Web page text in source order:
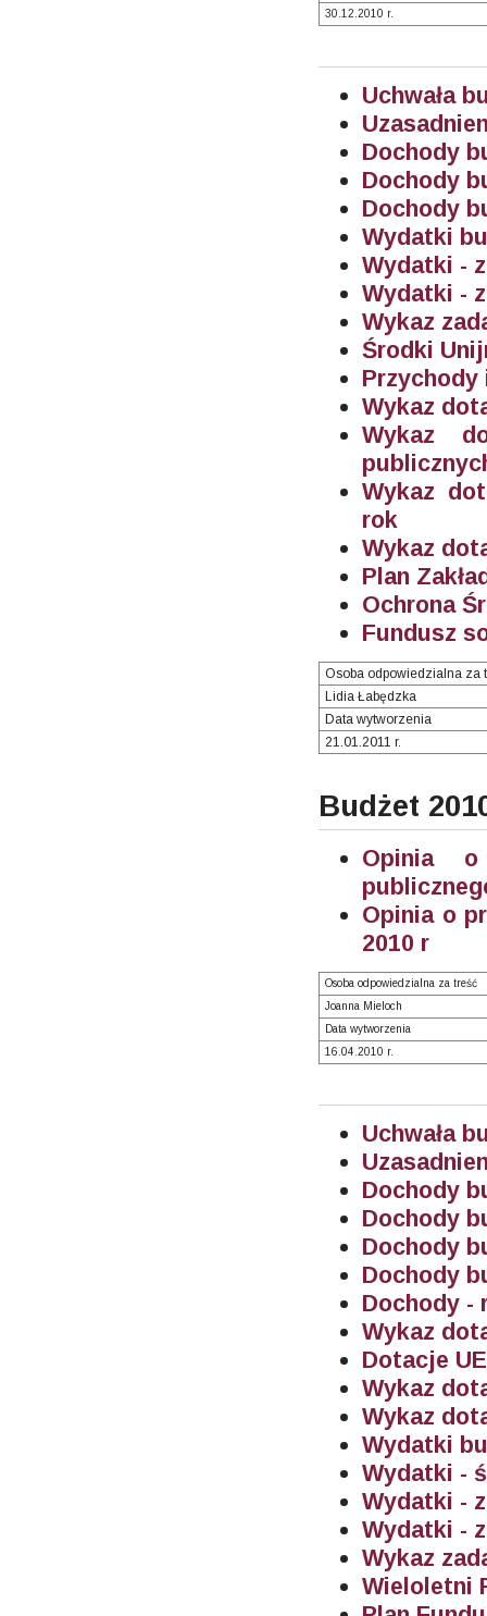
30.12.2010 r.
Uchwała
Dochody
Dochody
Dochody
Wydatki
Wydatki -
Wydatki -
Wykaz
Środki
Przychody
Wykaz
Wykaz
Wykaz
rok
Wykaz
Plan
Ochrona
Fundusz
Osoba odpowiedzialna za
Lidia Łabędzka
Data wytworzenia
21.01.2011 r.
Budżet
Opinia o
Opinia o
2010 r
Osoba odpowiedzialna za treść
Joanna Mieloch
Data wytworzenia
16.04.2010 r.
Uchwała
Dochody
Dochody
Dochody
Dochody
Dochody -
Wykaz
Dotacje UE
Wykaz
Wykaz
Wydatki
Wydatki -
Wydatki -
Wydatki -
Wykaz
Wieloletni